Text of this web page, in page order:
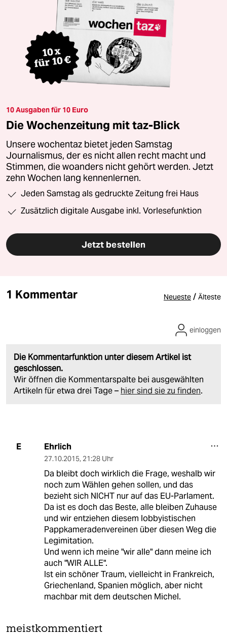
10 Ausgaben für 10 Euro
Die Wochenzeitung mit taz-Blick
Unsere wochentaz bietet jeden Samstag
Journalismus, der es nicht allen recht macht und
Stimmen, die woanders nicht gehört werden. Jetzt
zehn Wochen lang kennenlernen.
Jeden Samstag als gedruckte Zeitung frei Haus
Zusätzlich digitale Ausgabe inkl. Vorlesefunktion
Jetzt bestellen
1 Kommentar Neueste / Älteste
Die Kommentarfunktion unter diesem Artikel ist
geschlossen.
Wir öffnen die Kommentarspalte bei ausgewählten
Artikeln für etwa drei Tage – hier sind sie zu finden.
einloggen
E Ehrlich
27.10.2015, 21:28 Uhr
Da bleibt doch wirklich die Frage, weshalb wir
noch zum Wählen gehen sollen, und das
bezieht sich NICHT nur auf das EU-Parlament.
Da ist es doch das Beste, alle bleiben Zuhause
und wir entziehen diesem lobbyistischen
Pappkameradenvereinen über diesen Weg die
Legimitation.
Und wenn ich meine "wir alle" dann meine ich
auch "WIR ALLE".
Ist ein schöner Traum, vielleicht in Frankreich,
Griechenland, Spanien möglich, aber nicht
machbar mit dem deutschen Michel.
meistkommentiert